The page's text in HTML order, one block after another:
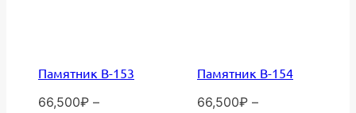
Памятник В-153
66,500₽ –
Памятник В-154
66,500₽ –